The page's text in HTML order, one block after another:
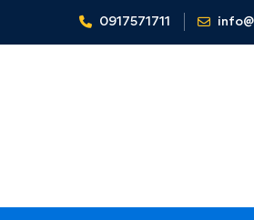
0917571711
Home Tin tức - Sự kiện